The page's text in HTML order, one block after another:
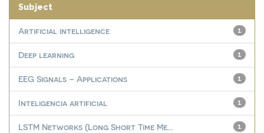
Subject
1
Artificial intelligence
1
Deep learning
1
EEG Signals – Applications
1
Inteligencia artificial
1
LSTM Networks (Long Short Time Me...